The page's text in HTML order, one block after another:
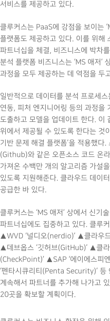
서비스를 제공하고 있다.
클루커스는 PaaS에 강점을 보이는
플랫폼도 제공하고 있다. 이를 위
파트너십을 체결, 비즈니스에 박차
분석 플랫폼 비즈니스는 ‘MS 애저’
과정을 모두 제공하는 데 역점을 두
일반적으로 데이터를 분석 프로세
연동, 피처 엔지니어링 등의 과정을
도출하고 모델을 업데이트 한다. 이
위에서 제공될 수 있도록 한다는 것
기반 문제 해결 플랫폼’을 적용했다
(Github)와 같은 오픈소스 코드 온
가져온 수백만 개의 알고리즘 가설
있도록 지원해준다. 클라우드 데이
공급한 바 있다.
클루커스는 ‘MS 애저’ 상에서 신기
파트너십에도 집중하고 있다. 클루
▲WVD ‘널디오(nerdio)’ ▲클라우
▲데브옵스 ‘깃허브(GitHub)’ ▲클라
(CheckPoint)’ ▲SAP ‘에이에스피
‘펜타시큐리티(Penta Security)’
계속해서 파트너를 추가해 나가고
20곳을 확보할 계획이다.